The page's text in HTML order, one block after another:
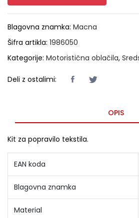
Blagovna znamka: Macna
Šifra artikla: 1986050
Kategorije: Motoristična oblačila,
Deli z ostalimi:
OPIS
Kit za popravilo tekstila.
EAN koda
Blagovna znamka
Material